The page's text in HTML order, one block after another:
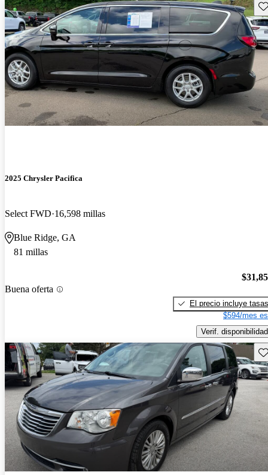
2025 Chrysler Pacifica
Select FWD 16,598 millas
Blue Ridge, GA
81 millas
Buena oferta
El precio incluye tasas
$594/mes
Verif. disponibilidad